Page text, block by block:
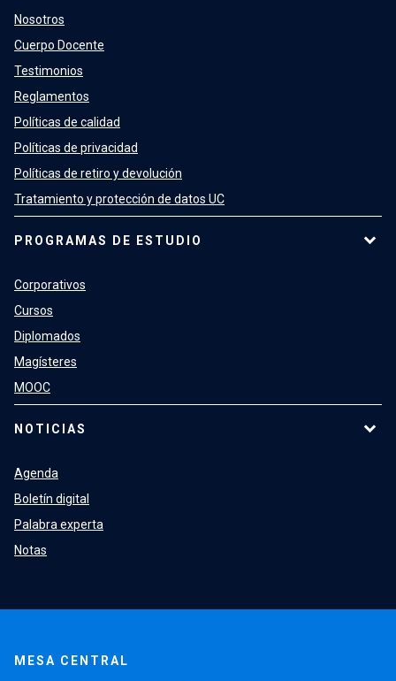
Nosotros
Cuerpo Docente
Testimonios
Reglamentos
Políticas de calidad
Políticas de privacidad
Políticas de retiro y devolución
Tratamiento y protección de datos UC
PROGRAMAS DE ESTUDIO
Corporativos
Cursos
Diplomados
Magísteres
MOOC
NOTICIAS
Agenda
Boletín digital
Palabra experta
Notas
MESA CENTRAL